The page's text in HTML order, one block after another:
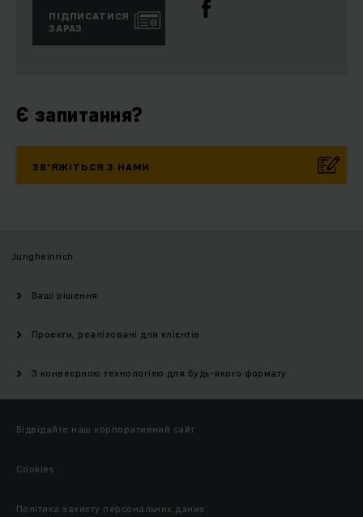
ПІДПИСАТИСЯ
ЗАРАЗ
Є запитання?
ЗВ’ЯЖІТЬСЯ З НАМИ
Jungheinrich
Ваші рішення
Проекти, реалізовані для клієнтів
З конвеєрною технологією для будь-якого формату
Відвідайте наш корпоративний сайт
Cookies
Політика захисту персональних даних